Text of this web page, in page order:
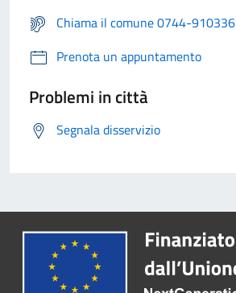
Chiama il comune 0744-910336
Prenota un appuntamento
Problemi in città
Segnala disservizio